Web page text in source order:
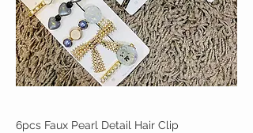
6pcs Faux Pearl Detail Hair Clip